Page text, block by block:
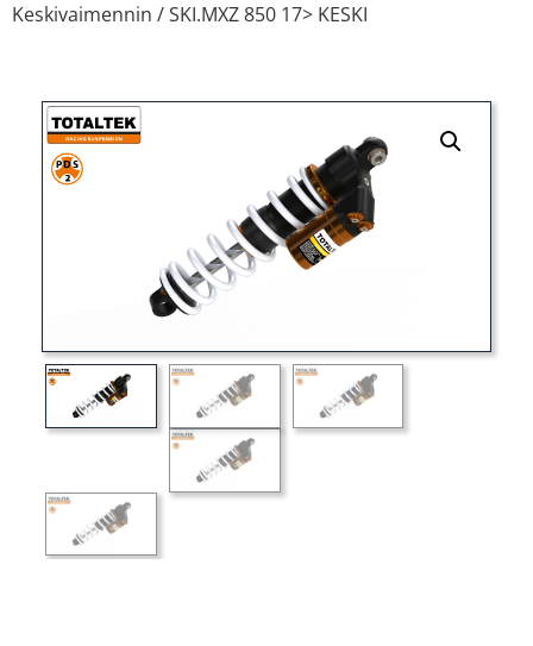
Keskivaimennin / SKI.MXZ 850 17> KESKI